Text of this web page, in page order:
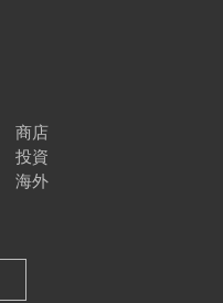
商店
投資
海外